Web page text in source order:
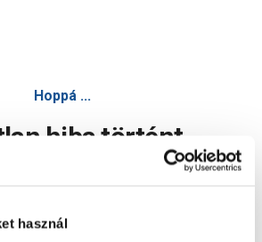
használ
Hoppá ...
hiba történt